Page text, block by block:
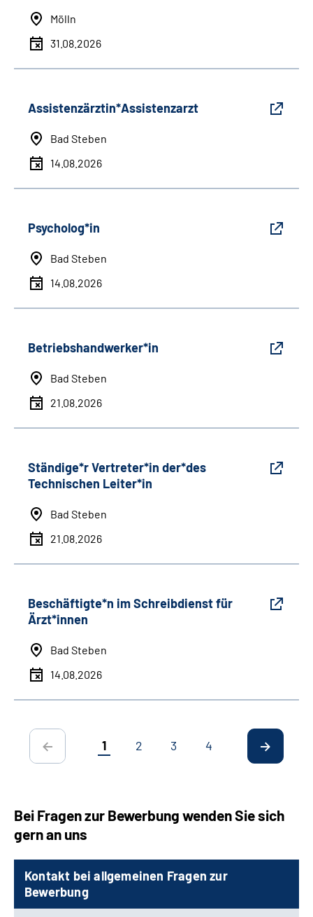
Mölln
31.08.2026
Assistenzärztin*Assistenzarzt
Bad Steben
14.08.2026
Psycholog*in
Bad Steben
14.08.2026
Betriebshandwerker*in
Bad Steben
21.08.2026
Ständige*r Vertreter*in der*des
Technischen Leiter*in
Bad Steben
21.08.2026
Beschäftigte*n im Schreibdienst für
Ärzt*innen
Bad Steben
14.08.2026
1 2 3 4
Bei Fragen zur Bewerbung wenden Sie sich
gern an uns
Kontakt bei allgemeinen Fragen zur
Bewerbung